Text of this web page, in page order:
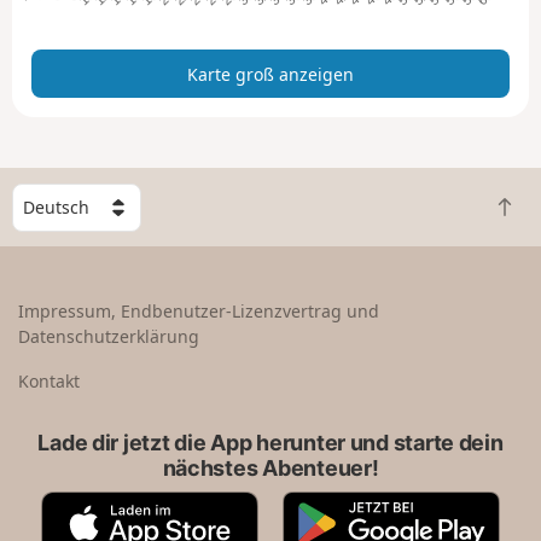
z
i
n
Karte groß anzeigen
W
ä
h
e
n
Z
u
Impressum, Endbenutzer-Lizenzvertrag und
Datenschutzerklärung
Kontakt
Lade dir jetzt die App herunter und starte dein
nächstes Abenteuer!
A
G